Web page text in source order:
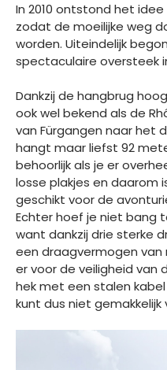
In 2010 ontstond het
zodat de moeilijke weg
worden. Uiteindelijk
spectaculaire oversteek
Dankzij de hangbrug
ook wel bekend als de
van Fürgangen naar het
hangt maar liefst 92
behoorlijk als je er
losse plakjes en daarom
geschikt voor de
Echter hoef je niet bang
want dankzij drie sterke
een draagvermogen van
er voor de veiligheid van
hek met een stalen
kunt dus niet gemakkelijk